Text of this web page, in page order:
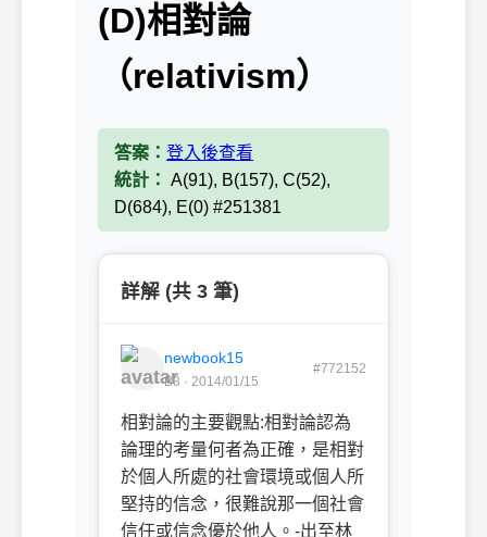
(D)相對論
（relativism）
答案： 登入後查看
統計： A(91), B(157), C(52),
D(684), E(0) #251381
詳解 (共 3 筆)
newbook15
B3 · 2014/01/15
#772152
相對論的主要觀點:相對論認為
論理的考量何者為正確，是相對
於個人所處的社會環境或個人所
堅持的信念，很難說那一個社會
信任或信念優於他人。-出至林